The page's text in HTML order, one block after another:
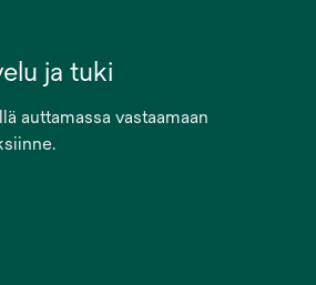
ja tuki
auttamassa vastaamaan